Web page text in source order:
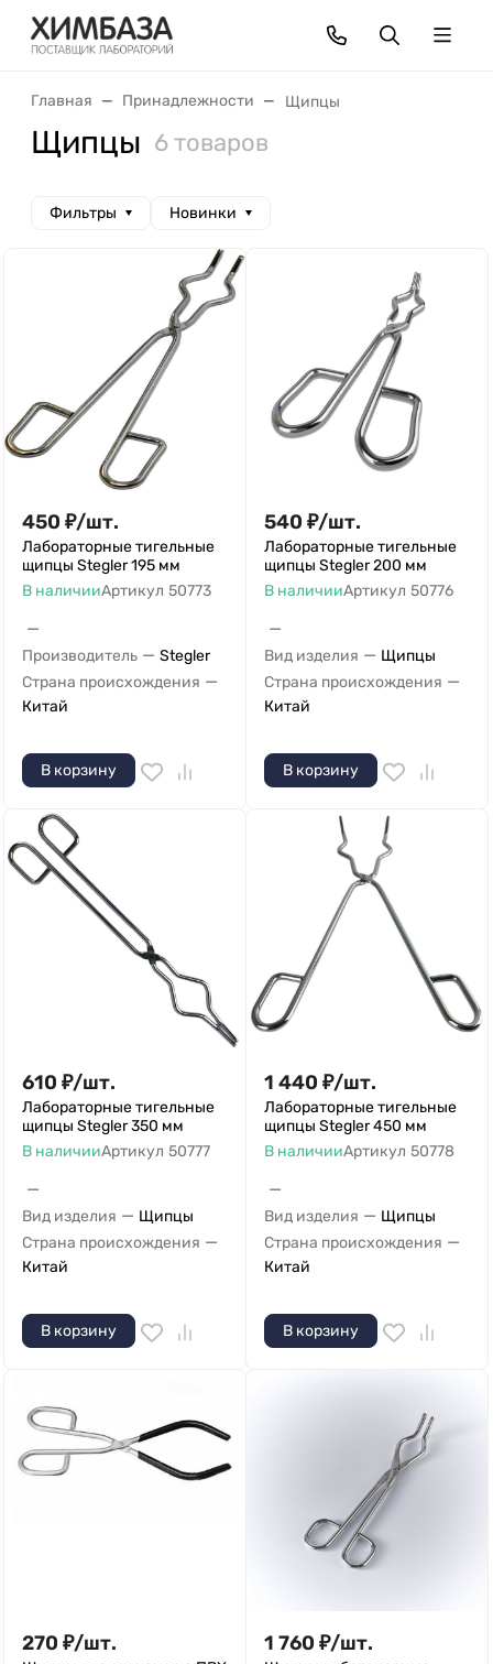
Главная Принадлежности Щипцы
Щипцы 6 товаров
Фильтры Новинки
450 ₽/шт.
Лабораторные тигельные
щипцы Stegler 195 мм
В наличииАртикул 50773
—
Производитель — Stegler
Страна происхождения —
Китай
В корзину
540 ₽/шт.
Лабораторные тигельные
щипцы Stegler 200 мм
В наличииАртикул 50776
—
Вид изделия — Щипцы
Страна происхождения —
Китай
В корзину
610 ₽/шт.
Лабораторные тигельные
щипцы Stegler 350 мм
В наличииАртикул 50777
—
Вид изделия — Щипцы
Страна происхождения —
Китай
В корзину
1 440 ₽/шт.
Лабораторные тигельные
щипцы Stegler 450 мм
В наличииАртикул 50778
—
Вид изделия — Щипцы
Страна происхождения —
Китай
В корзину
270 ₽/шт. 1 760 ₽/шт.